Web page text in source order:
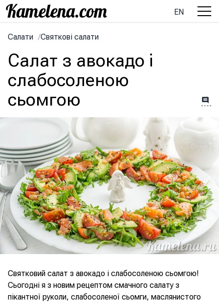
EN
Салати /Святкові салати
Салат з авокадо і
слабосоленою
сьомгою
Святковий салат з авокадо і слабосоленою сьомгою!
Сьогодні я з новим рецептом смачного салату з
пікантної руколи, слабосоленої сьомги, маслянистого